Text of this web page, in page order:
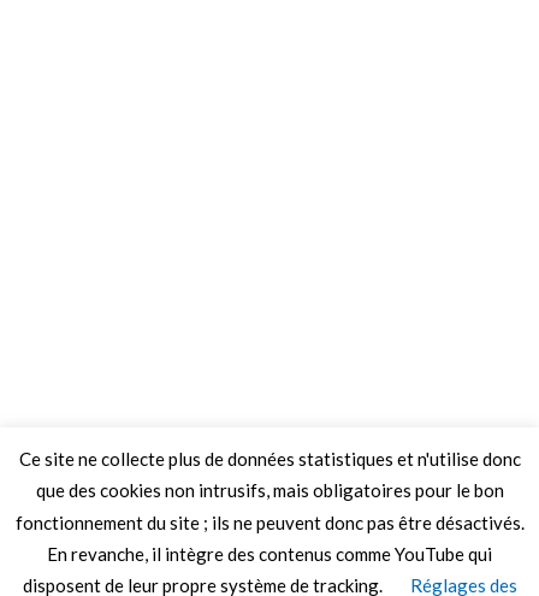
Ce site ne collecte plus de données statistiques et n'utilise donc
que des cookies non intrusifs, mais obligatoires pour le bon
fonctionnement du site ; ils ne peuvent donc pas être désactivés.
En revanche, il intègre des contenus comme YouTube qui
disposent de leur propre système de tracking.
Réglages des